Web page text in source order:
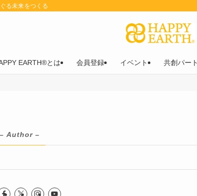
る未来をつくる
EARTH®︎とは 会員登録 イベント 共創パー
– Author –